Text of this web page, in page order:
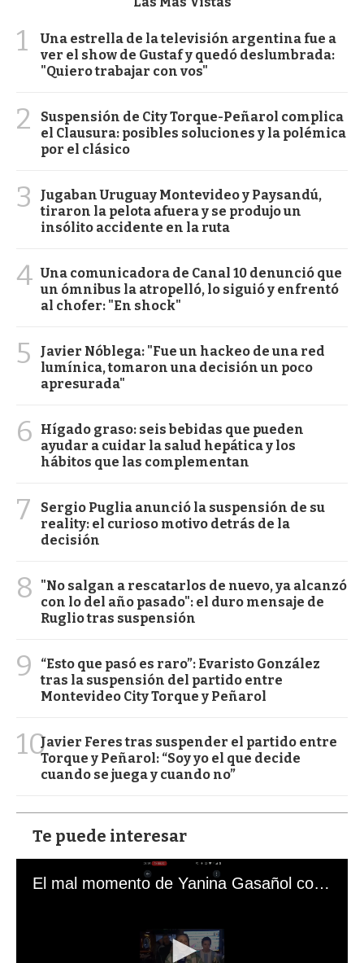
1
Una estrella de la televisión argentina fue a
ver el show de Gustaf y quedó deslumbrada:
"Quiero trabajar con vos"
2
Suspensión de City Torque-Peñarol complica
el Clausura: posibles soluciones y la polémica
por el clásico
3
Jugaban Uruguay Montevideo y Paysandú,
tiraron la pelota afuera y se produjo un
insólito accidente en la ruta
4 Una comunicadora de Canal 10 denunció que
un ómnibus la atropelló, lo siguió y enfrentó
al chofer: "En shock"
5
Javier Nóblega: "Fue un hackeo de una red
lumínica, tomaron una decisión un poco
apresurada"
6
Hígado graso: seis bebidas que pueden
ayudar a cuidar la salud hepática y los
hábitos que las complementan
7
Sergio Puglia anunció la suspensión de su
reality: el curioso motivo detrás de la
decisión
8
"No salgan a rescatarlos de nuevo, ya alcanzó
con lo del año pasado": el duro mensaje de
Ruglio tras suspensión
9
“Esto que pasó es raro”: Evaristo González
tras la suspensión del partido entre
Montevideo City Torque y Peñarol
10Javier Feres tras suspender el partido entre
Torque y Peñarol: “Soy yo el que decide
cuando se juega y cuando no”
Te puede interesar
El mal momento de Yanina Gasañol con un hincha argentino en "Subrayado"